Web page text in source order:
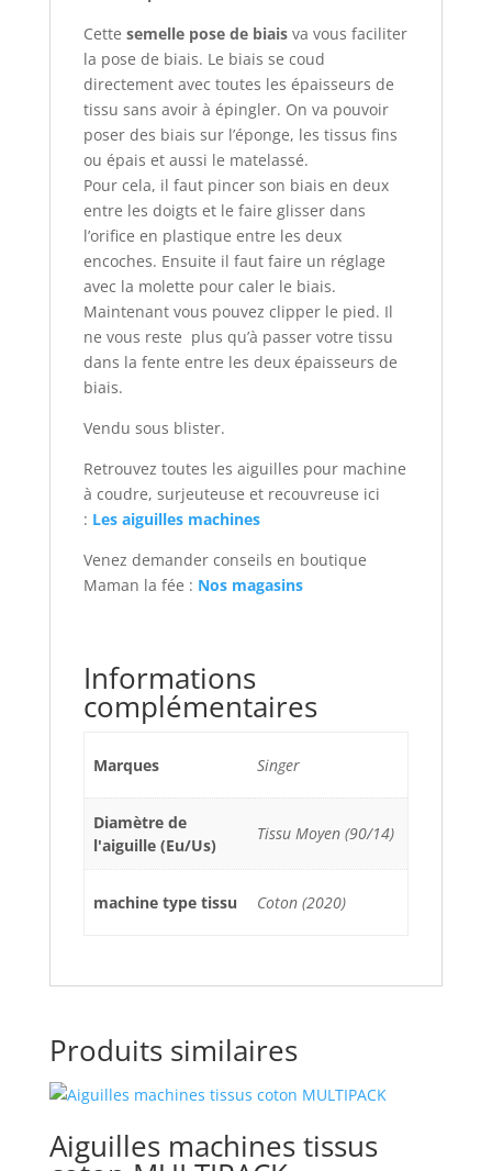
Cette semelle pose de biaisva vous faciliter
la pose de biais. Le biais se coud
directement avec toutes les épaisseurs de
tissu sans avoir à épingler. On va pouvoir
poser des biais sur l’éponge, les tissus fins
ou épais et aussi le matelassé.
Pour cela, il faut pincer son biais en deux
entre les doigts et le faire glisser dans
l’orifice en plastique entre les deux
encoches. Ensuite il faut faire un réglage
avec la molette pour caler le biais.
Maintenant vous pouvez clipper le pied. Il
ne vous reste plus qu’à passer votre tissu
dans la fente entre les deux épaisseurs de
biais.
Vendu sous blister.
Retrouvez toutes les aiguilles pour machine
à coudre, surjeuteuse et recouvreuse ici
: Les aiguilles machines
Venez demander conseils en boutique
Maman la fée : Nos magasins
Informations
complémentaires
Marques Singer
Diamètre de
l'aiguille (Eu/Us)
Tissu Moyen (90/14)
machine type tissu Coton (2020)
Produits similaires
Aiguilles machines tissus